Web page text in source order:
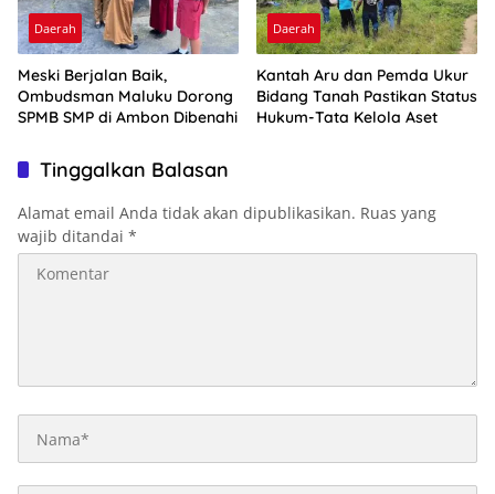
Daerah
Meski Berjalan Baik,
Ombudsman Maluku Dorong
SPMB SMP di Ambon Dibenahi
Daerah
Kantah Aru dan Pemda Ukur
Bidang Tanah Pastikan Status
Hukum-Tata Kelola Aset
Tinggalkan Balasan
Alamat email Anda tidak akan dipublikasikan. Ruas yang
wajib ditandai *